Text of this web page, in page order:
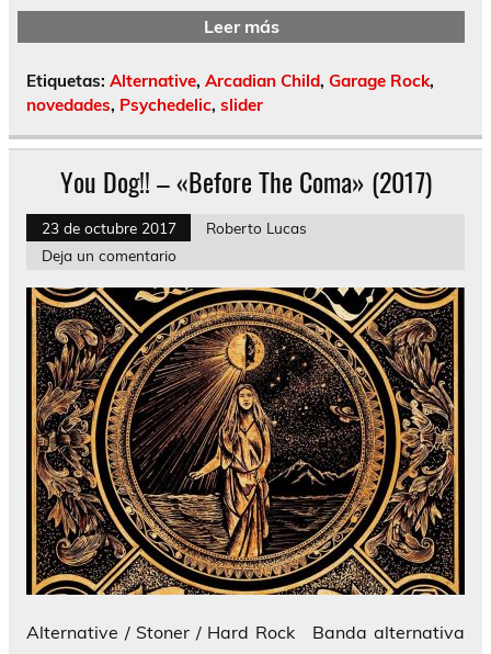
Leer más
Etiquetas: Alternative, Arcadian Child, Garage Rock,
novedades, Psychedelic, slider
You Dog!! – «Before The Coma» (2017)
23 de octubre 2017
Roberto Lucas
Deja un comentario
Alternative / Stoner / Hard Rock Banda alternativa